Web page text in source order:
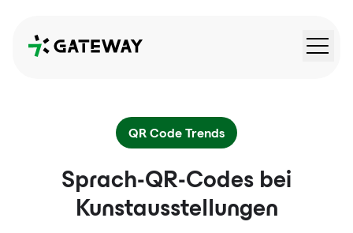
QRGateway
QR Code Trends
Sprach-QR-Codes bei
Kunstausstellungen